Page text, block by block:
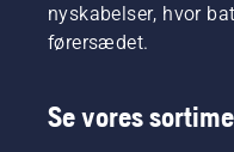
nyskabelser, hvor
førersædet.
Se vores